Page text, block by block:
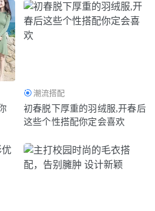
潮流搭配
初春脱下厚重的羽绒服,开春后
这些个性搭配你定会喜欢